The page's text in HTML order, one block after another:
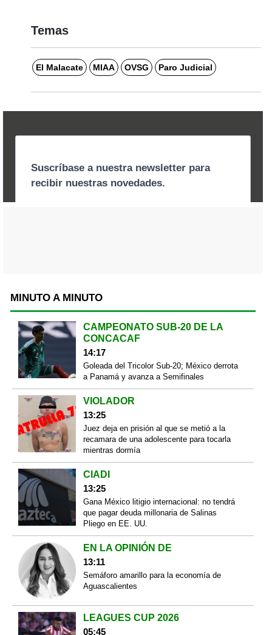
Temas
El Malacate MIAA OVSG Paro Judicial
MINUTO A MINUTO
CAMPEONATO SUB-20 DE LA
CONCACAF
14:17
Goleada del Tricolor Sub-20; México derrota
a Panamá y avanza a Semifinales
VIOLADOR
13:25
Juez deja en prisión al que se metió a la
recamara de una adolescente para tocarla
mientras dormía
CIADI
13:25
Gana México litigio internacional: no tendrá
que pagar deuda millonaria de Salinas
Pliego en EE. UU.
EN LA OPINIÓN DE
13:11
Semáforo amarillo para la economía de
Aguascalientes
LEAGUES CUP 2026
05:45